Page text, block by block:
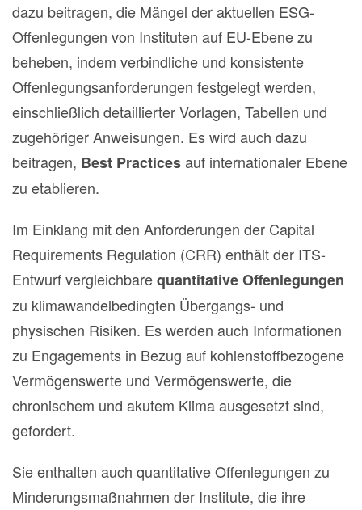
dazu beitragen, die Mängel der aktuellen ESG-
Offenlegungen von Instituten auf EU-Ebene zu
beheben, indem verbindliche und konsistente
Offenlegungsanforderungen festgelegt werden,
einschließlich detaillierter Vorlagen, Tabellen und
zugehöriger Anweisungen. Es wird auch dazu
beitragen, Best Practicesauf internationaler Ebene
zu etablieren.
Im Einklang mit den Anforderungen der Capital
Requirements Regulation (CRR) enthält der ITS-
Entwurf vergleichbarequantitative Offenlegungen
zu klimawandelbedingten Übergangs- und
physischen Risiken. Es werden auch Informationen
zu Engagements in Bezug auf kohlenstoffbezogene
Vermögenswerte und Vermögenswerte, die
chronischem und akutem Klima ausgesetzt sind,
gefordert.
Sie enthalten auch quantitative Offenlegungen zu
Minderungsmaßnahmen der Institute, die ihre